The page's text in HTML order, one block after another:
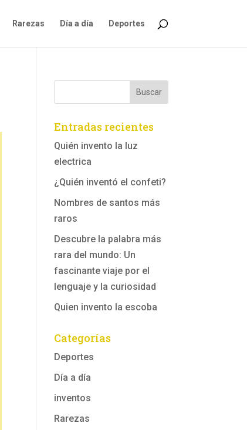
Rarezas Día a día Deportes
Entradas recientes
Quién invento la luz
electrica
¿Quién inventó el confeti?
Nombres de santos más
raros
Descubre la palabra más
rara del mundo: Un
fascinante viaje por el
lenguaje y la curiosidad
Quien invento la escoba
Categorías
Deportes
Día a día
inventos
Rarezas